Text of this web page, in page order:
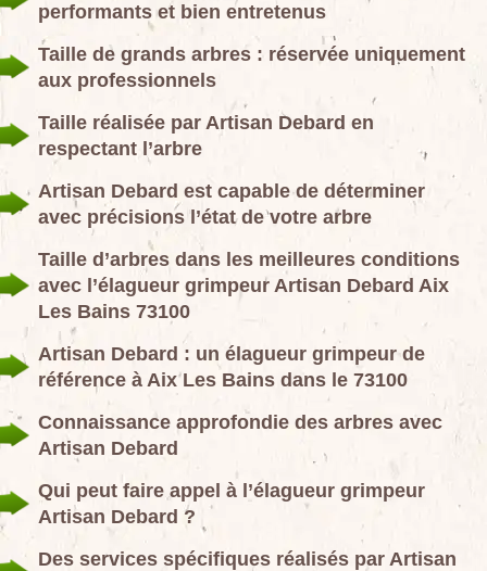
performants et bien entretenus
Taille de grands arbres : réservée uniquement
aux professionnels
Taille réalisée par Artisan Debard en
respectant l’arbre
Artisan Debard est capable de déterminer
avec précisions l’état de votre arbre
Taille d’arbres dans les meilleures conditions
avec l’élagueur grimpeur Artisan Debard Aix
Les Bains 73100
Artisan Debard : un élagueur grimpeur de
référence à Aix Les Bains dans le 73100
Connaissance approfondie des arbres avec
Artisan Debard
Qui peut faire appel à l’élagueur grimpeur
Artisan Debard ?
Des services spécifiques réalisés par Artisan